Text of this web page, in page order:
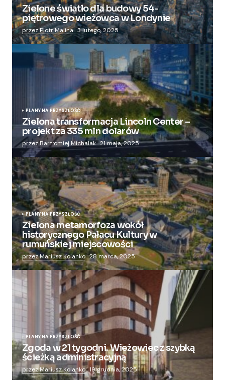
Zielone światło dla budowy 54-
piętrowego wieżowca w Londynie
przez Piotr Malina 3 lutego, 2025
PLANY NA PRZYSZŁOŚĆ
Zielona transformacja Lincoln Center –
projekt za 335 mln dolarów
przez Bartłomiej Michalak 21 maja, 2025
PLANY NA PRZYSZŁOŚĆ
Zielona metamorfoza wokół
historycznego Pałacu Kultury w
rumuńskiej miejscowości
przez Mariusz Kolanko 28 marca, 2025
PLANY NA PRZYSZŁOŚĆ
Zgoda w 21 tygodni. Wieżowiec z szybką
ścieżką administracyjną
przez Mariusz Kolanko 19 grudnia, 2025